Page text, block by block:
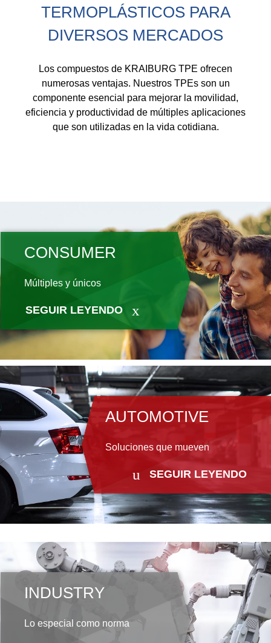
Descargas
CONOCIMIENTO DE TPE
Corporate Sustainability
Product Carbon Footprint Calculator
Certificación ISCC Plus
GRS Certification
Sustainability Glossary - Lexicon
Descargar Sustainability Reports
ACERCA DE NOSOTROS
Carrera
Empresa
Servicios de laboratorio acreditados
TERMOPLÁSTICOS PARA
DIVERSOS MERCADOS
Los compuestos de KRAIBURG TPE ofrecen
numerosas ventajas. Nuestros TPEs son un
componente esencial para mejorar la movilidad,
eficiencia y productividad de múltiples aplicaciones
que son utilizadas en la vida cotidiana.
CONSUMER
Múltiples y únicos
SEGUIR LEYENDO
AUTOMOTIVE
Soluciones que mueven
SEGUIR LEYENDO
INDUSTRY
Lo especial como norma